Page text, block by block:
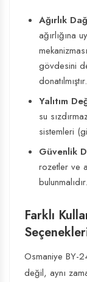
Ağırlık
ağırlığına
gövdesini
donatılmıştır.
Yalıtım
su
sistemleri
Güvenlik
rozetler ve
bulunmalıdır.
Farklı
Osmaniye BY-
değil, aynı